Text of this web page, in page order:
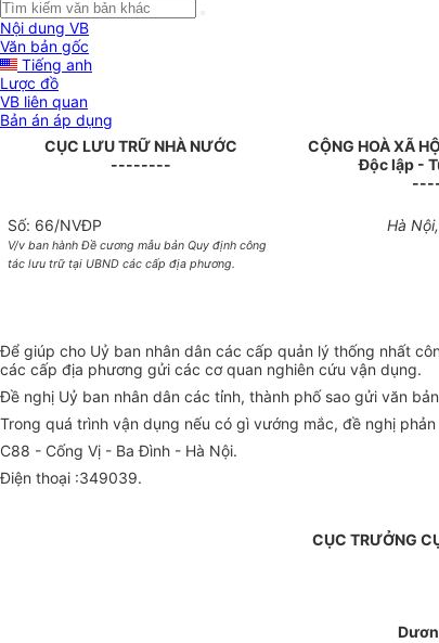
Nội dung VB
Văn bản gốc
Tiếng anh
Lược đồ
VB liên quan
Bản án áp dụng
CỤC LƯU TRỮ NHÀ NƯỚC
--------
CỘNG HOÀ XÃ
Độc lập -
Số: 66/NVĐP
V/v ban hành Đề cương mẫu bản Quy định công
tác lưu trữ tại UBND các cấp địa phương.
Hà
Để giúp cho Uỷ ban nhân dân các cấp quản lý thống nhất
các cấp địa phương gửi các cơ quan nghiên cứu vận dụng.
Đề nghị Uỷ ban nhân dân các tỉnh, thành phố sao gửi văn
Trong quá trình vận dụng nếu có gì vướng mắc, đề nghị
C88 - Cống Vị - Ba Đình - Hà Nội.
Điện thoại :349039.
CỤC TRƯỞNG